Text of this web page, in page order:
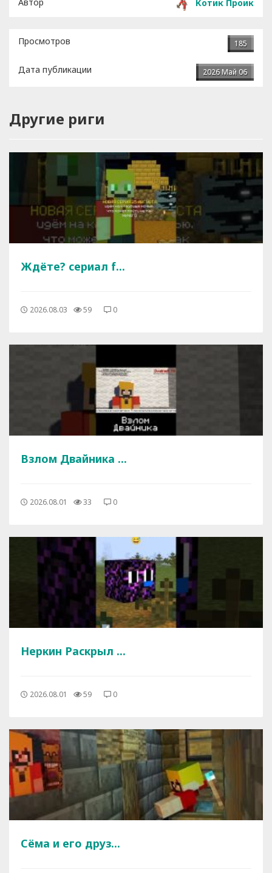
Котик Проик
Просмотров 185
Дата публикации 2026 Май 06
Другие риги
Ждёте? сериал f...
2026.08.03 59 0
Взлом Двайника ...
2026.08.01 33 0
Неркин Раскрыл ...
2026.08.01 59 0
Сёма и его друз...